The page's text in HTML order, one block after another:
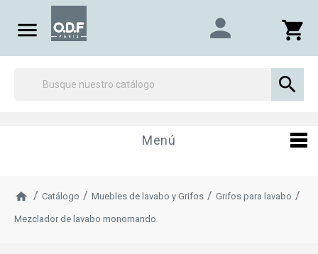
 shopping_cart
person

Menú
Catálogo Muebles de lavabo y Grifos Grifos para lavabo
Mezclador de lavabo monomando